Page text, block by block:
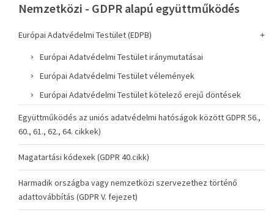
Nemzetközi - GDPR alapú együttműködés
Európai Adatvédelmi Testület (EDPB)
Európai Adatvédelmi Testület iránymutatásai
Európai Adatvédelmi Testület vélemények
Európai Adatvédelmi Testület kötelező erejű döntések
Együttműködés az uniós adatvédelmi hatóságok között GDPR 56.,
60., 61., 62., 64. cikkek)
Magatartási kódexek (GDPR 40.cikk)
Harmadik országba vagy nemzetközi szervezethez történő
adattovábbítás (GDPR V. fejezet)